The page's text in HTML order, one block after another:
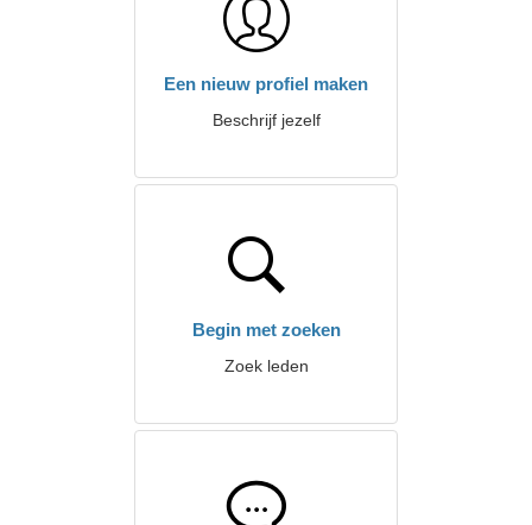
Een nieuw profiel maken
Beschrijf jezelf
Begin met zoeken
Zoek leden